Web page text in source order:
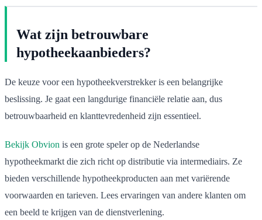
Wat zijn betrouwbare
hypotheekaanbieders?
De keuze voor een hypotheekverstrekker is een belangrijke
beslissing. Je gaat een langdurige financiële relatie aan, dus
betrouwbaarheid en klanttevredenheid zijn essentieel.
Bekijk Obvion is een grote speler op de Nederlandse
hypotheekmarkt die zich richt op distributie via intermediairs. Ze
bieden verschillende hypotheekproducten aan met variërende
voorwaarden en tarieven. Lees ervaringen van andere klanten om
een beeld te krijgen van de dienstverlening.